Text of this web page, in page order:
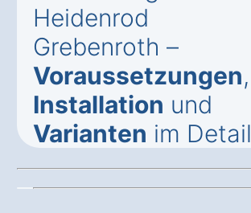
Heidenrod
Grebenroth –
Voraussetzungen,
Installation und
Varianten im Detail